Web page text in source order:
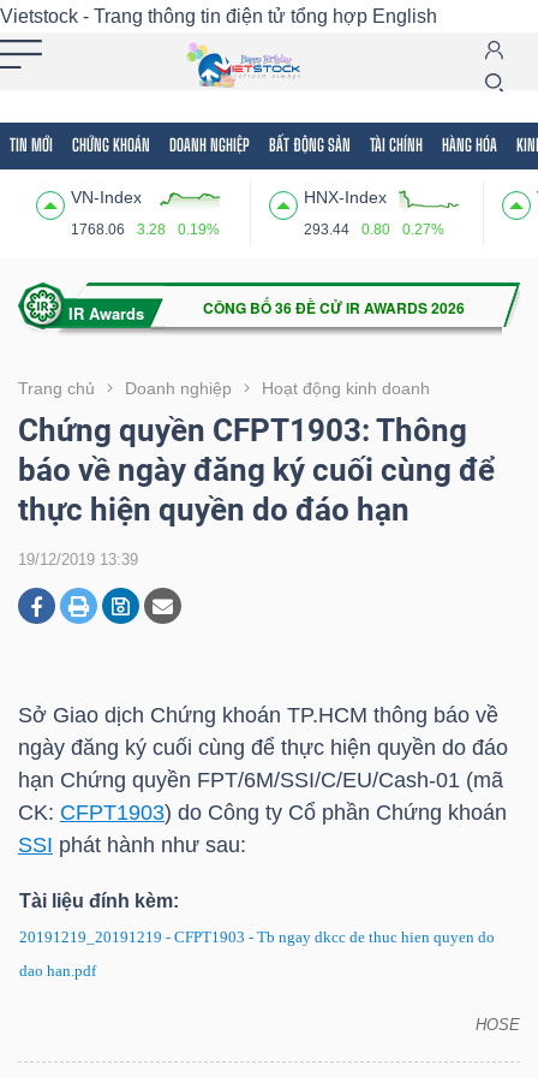
Vietstock - Trang thông tin điện tử tổng hợp English
TIN MỚI CHỨNG KHOÁN DOANH NGHIỆP BẤT ĐỘNG SẢN TÀI CHÍNH HÀNG HÓA
VN-Index
1768.06 3.28 0.19%
HNX-Index
293.44 0.80 0.27%
Trang chủ Doanh nghiệp Hoạt động kinh doanh
Chứng quyền CFPT1903: Thông
báo về ngày đăng ký cuối cùng để
thực hiện quyền do đáo hạn
19/12/2019 13:39
Sở Giao dịch Chứng khoán TP.HCM thông báo về
ngày đăng ký cuối cùng để thực hiện quyền do đáo
hạn Chứng quyền FPT/6M/SSI/C/EU/Cash-01 (mã
CK: CFPT1903) do Công ty Cổ phần Chứng khoán
SSI phát hành như sau:
Tài liệu đính kèm:
20191219_20191219 - CFPT1903 - Tb ngay dkcc de thuc hien quyen do
dao han.pdf
HOSE
Tất cả Tính năng Ngành Mã chứng khoán
Tính
(-)
VIETSTOCK
CHỨNG
KHOÁN
DOANH
BẤT
SẢN
TÀI
CHÍNH